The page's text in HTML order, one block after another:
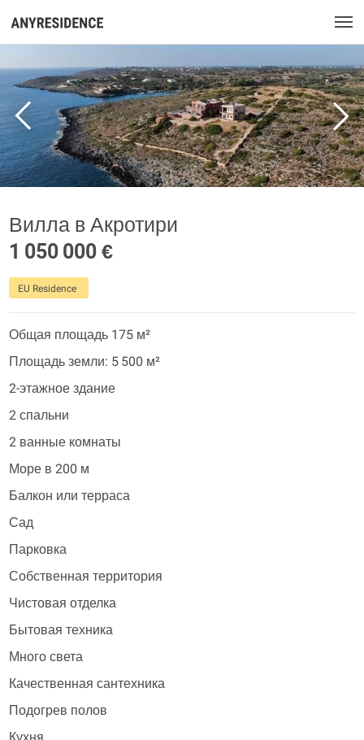
Вилла в Акротири
1 050 000 €
EU Residence
Общая площадь 175 м²
Площадь земли: 5 500 м²
2-этажное здание
2 спальни
2 ванные комнаты
Море в 200 м
Балкон или терраса
Сад
Парковка
Собственная территория
Чистовая отделка
Бытовая техника
Много света
Качественная сантехника
Подогрев полов